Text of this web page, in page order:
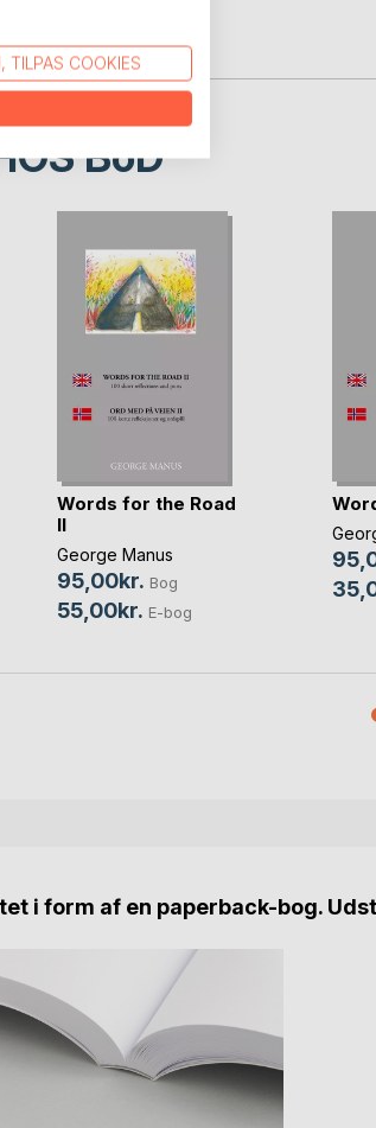
BoD
Words for the Road
II
George Manus
95,00kr. Bog
55,00kr. E-bog
i form af en paperback-bog.
TILPAS COOKIES